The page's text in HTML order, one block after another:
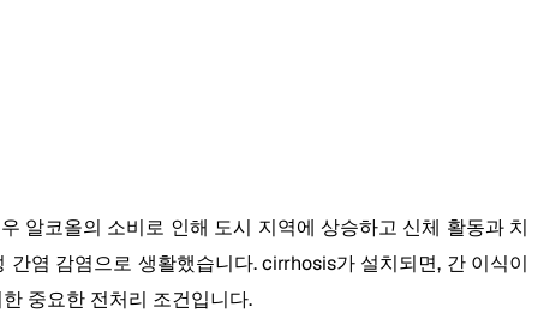
알코올의 소비로 인해 도시 지역에 상승하고 신체 활동과 치
염 감염으로 생활했습니다. cirrhosis가 설치되면, 간 이식이
중요한 전처리 조건입니다.